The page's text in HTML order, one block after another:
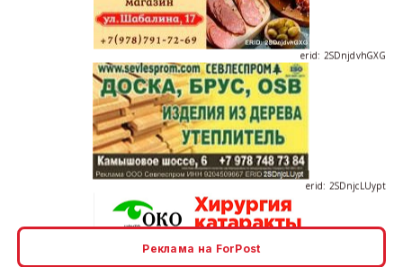
erid: 2SDnjdvhGXG
erid: 2SDnjcrDNw6
Реклама на ForPost